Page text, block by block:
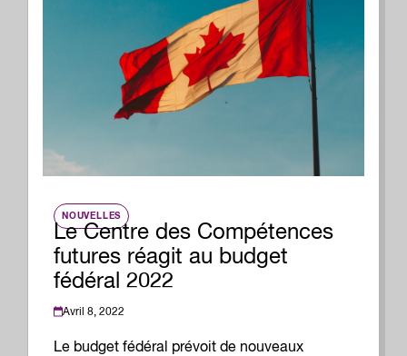
NOUVELLES
Le Centre des Compétences
futures réagit au budget
fédéral 2022
Avril 8, 2022
Le budget fédéral prévoit de nouveaux